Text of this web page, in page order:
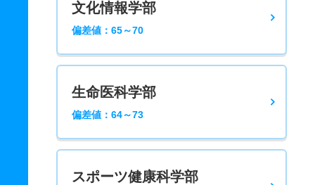
文化情報学部
偏差値：65～70
生命医科学部
偏差値：64～73
スポーツ健康科学部